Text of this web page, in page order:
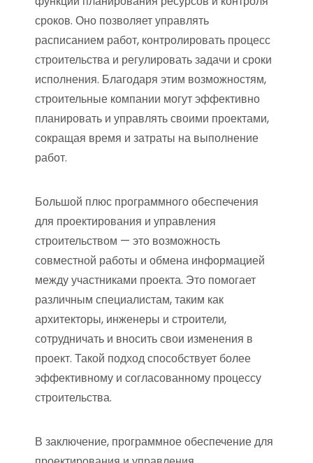
сроков. Оно позволяет управлять
расписанием работ, контролировать процесс
строительства и регулировать задачи и сроки
исполнения. Благодаря этим возможностям,
строительные компании могут эффективно
планировать и управлять своими проектами,
сокращая время и затраты на выполнение
работ.
Большой плюс программного обеспечения
для проектирования и управления
строительством — это возможность
совместной работы и обмена информацией
между участниками проекта. Это помогает
различным специалистам, таким как
архитекторы, инженеры и строители,
сотрудничать и вносить свои изменения в
проект. Такой подход способствует более
эффективному и согласованному процессу
строительства.
В заключение, программное обеспечение для